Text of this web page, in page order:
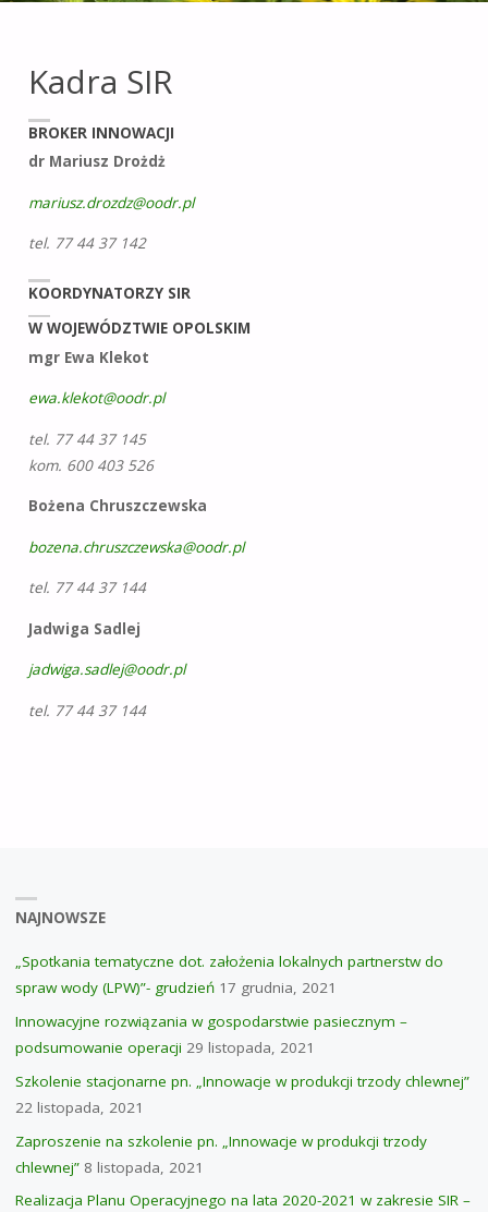
Kadra SIR
BROKER INNOWACJI
dr Mariusz Drożdż
mariusz.drozdz@oodr.pl
tel. 77 44 37 142
KOORDYNATORZY SIR
W WOJEWÓDZTWIE OPOLSKIM
mgr Ewa Klekot
ewa.klekot@oodr.pl
tel. 77 44 37 145
kom. 600 403 526
Bożena Chruszczewska
bozena.chruszczewska@oodr.pl
tel. 77 44 37 144
Jadwiga Sadlej
jadwiga.sadlej@oodr.pl
tel. 77 44 37 144
NAJNOWSZE
„Spotkania tematyczne dot. założenia lokalnych partnerstw do
spraw wody (LPW)”- grudzień 17 grudnia, 2021
Innowacyjne rozwiązania w gospodarstwie pasiecznym –
podsumowanie operacji 29 listopada, 2021
Szkolenie stacjonarne pn. „Innowacje w produkcji trzody chlewnej”
22 listopada, 2021
Zaproszenie na szkolenie pn. „Innowacje w produkcji trzody
chlewnej” 8 listopada, 2021
Realizacja Planu Operacyjnego na lata 2020-2021 w zakresie SIR –